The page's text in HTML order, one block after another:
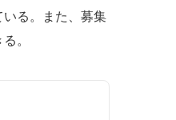
る。また、募集
。